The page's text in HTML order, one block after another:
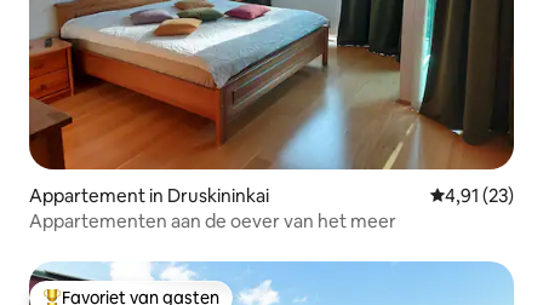
Appartement in Druskininkai Gemiddelde
4,91 (23)
Appartementen aan de oever van het meer
Favoriet van gasten